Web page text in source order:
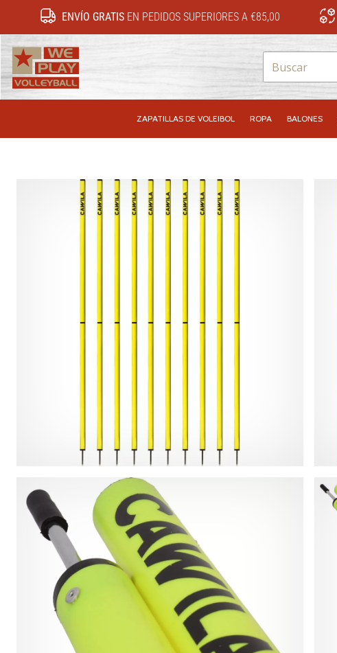
ENVÍO GRATISEN PEDIDOS SUPERIORES A €85,00
ZAPATILLAS DE VOLEIBOL ROPA BALONES